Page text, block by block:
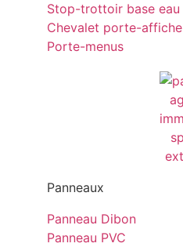
Stop-trottoir base eau
Chevalet porte-affiche
Porte-menus
Panneaux
Panneau Dibon
Panneau PVC